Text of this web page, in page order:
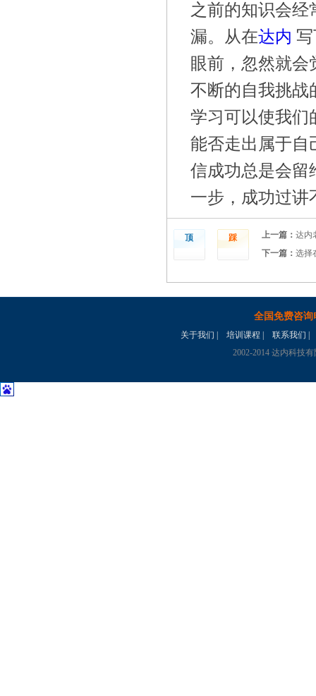
之前的知识会经
漏。从在达内
眼前，忽然就
不断的自我挑战
学习可以使我们
能否走出属于自
信成功总是会留
一步，成功过讲
顶 踩 上一篇： 达内
下一篇： 选择
全国免费咨询
关于我们 培训课程 联系我们
2002-2014 达内科技